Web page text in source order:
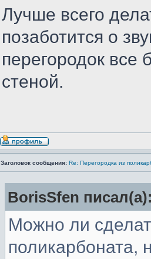
Лучше всего
позаботится о
перегородок все
стеной.
Заголовок сообщения: Re: Перегородка из
BorisSfen
Можно ли
поликарбоната,